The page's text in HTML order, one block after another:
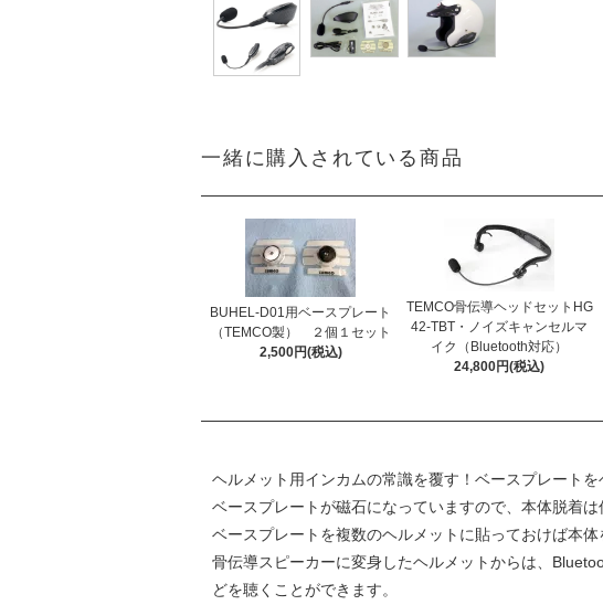
一緒に購入されている商品
BUHEL-D01用ベースプレート
（TEMCO製） ２個１セット
2,500円(税込)
TEMCO骨伝導ヘッドセットHG
42-TBT・ノイズキャンセルマ
イク（Bluetooth対応）
24,800円(税込)
ヘルメット用インカムの常識を覆す！ベースプレート
ベースプレートが磁石になっていますので、本体脱着は
ベースプレートを複数のヘルメットに貼っておけば本体
骨伝導スピーカーに変身したヘルメットからは、
どを聴くことができます。